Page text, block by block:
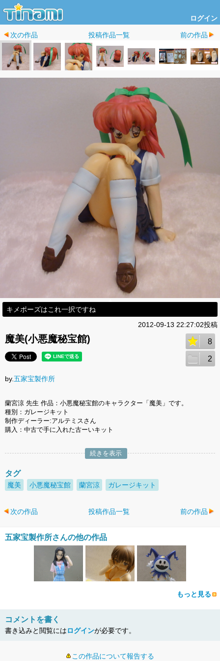
ログイン
次の作品 投稿作品一覧 前の作品
キメポーズはこれ一択ですね
2012-09-13 22:27:02投稿
魔美(小悪魔秘宝館) 8
2
by.五家宝製作所
蘭宮涼 先生 作品：小悪魔秘宝館のキャラクター「魔美」です。
種別：ガレージキット
制作ディーラー:アルテミスさん
購入：中古で手に入れた古ーいキット
続きを表示
タグ
魔美 小悪魔秘宝館 蘭宮涼 ガレージキット
次の作品 投稿作品一覧 前の作品
五家宝製作所さんの他の作品
もっと見る
コメントを書く
書き込みと閲覧にはログインが必要です。
この作品について報告する